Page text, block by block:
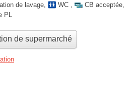
de lavage, WC , CB acceptée,
PL
de supermarché